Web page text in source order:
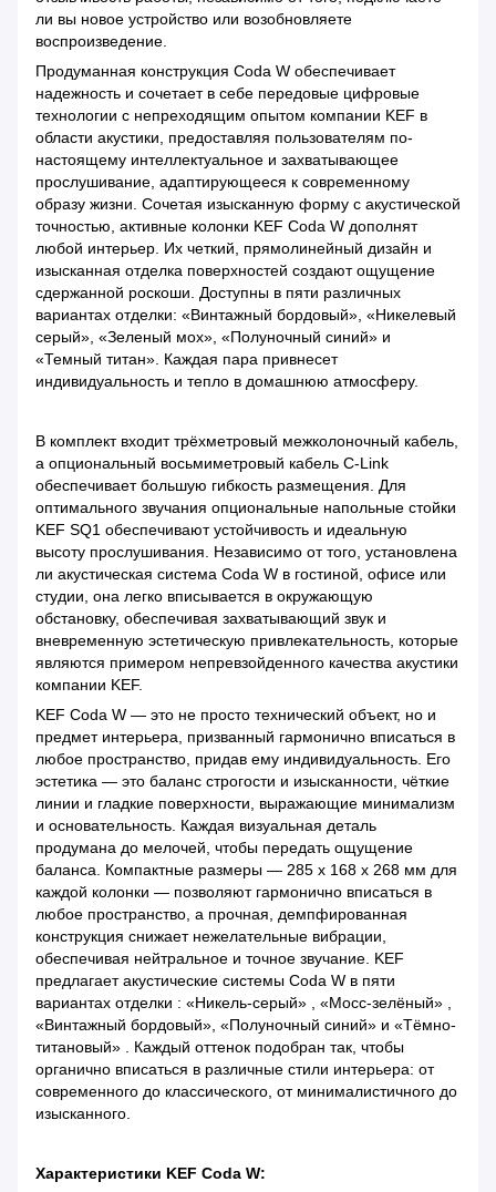
ли вы новое устройство или возобновляете
воспроизведение.
Продуманная конструкция Coda W обеспечивает
надежность и сочетает в себе передовые цифровые
технологии с непреходящим опытом компании KEF в
области акустики, предоставляя пользователям по-
настоящему интеллектуальное и захватывающее
прослушивание, адаптирующееся к современному
образу жизни. Сочетая изысканную форму с акустической
точностью, активные колонки KEF Coda W дополнят
любой интерьер. Их четкий, прямолинейный дизайн и
изысканная отделка поверхностей создают ощущение
сдержанной роскоши. Доступны в пяти различных
вариантах отделки: «Винтажный бордовый», «Никелевый
серый», «Зеленый мох», «Полуночный синий» и
«Темный титан». Каждая пара привнесет
индивидуальность и тепло в домашнюю атмосферу.
В комплект входит трёхметровый межколоночный кабель,
а опциональный восьмиметровый кабель C-Link
обеспечивает большую гибкость размещения. Для
оптимального звучания опциональные напольные стойки
KEF SQ1 обеспечивают устойчивость и идеальную
высоту прослушивания. Независимо от того, установлена
​​ли акустическая система Coda W в гостиной, офисе или
студии, она легко вписывается в окружающую
обстановку, обеспечивая захватывающий звук и
вневременную эстетическую привлекательность, которые
являются примером непревзойденного качества акустики
компании KEF.
KEF Coda W — это не просто технический объект, но и
предмет интерьера, призванный гармонично вписаться в
любое пространство, придав ему индивидуальность. Его
эстетика — это баланс строгости и изысканности, чёткие
линии и гладкие поверхности, выражающие минимализм
и основательность. Каждая визуальная деталь
продумана до мелочей, чтобы передать ощущение
баланса. Компактные размеры — 285 x 168 x 268 мм для
каждой колонки — позволяют гармонично вписаться в
любое пространство, а прочная, демпфированная
конструкция снижает нежелательные вибрации,
обеспечивая нейтральное и точное звучание. KEF
предлагает акустические системы Coda W в пяти
вариантах отделки : «Никель-серый» , «Мосс-зелёный» ,
«Винтажный бордовый», «Полуночный синий» и «Тёмно-
титановый» . Каждый оттенок подобран так, чтобы
органично вписаться в различные стили интерьера: от
современного до классического, от минималистичного до
изысканного.
Характеристики KEF Coda W: